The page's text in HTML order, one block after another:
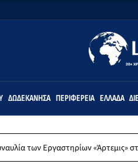
ΔΩΔΕΚΆΝΗΣΑ ΠΕΡΙΦΈΡΕΙΑ ΕΛΛΆΔΑ
«Άρτεμις» στο Δημοτικό